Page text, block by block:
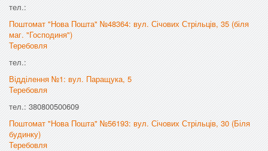
тел.:
Поштомат "Нова Пошта" №48364: вул. Січових Стрільців, 35 (біля
маг. "Господиня")
Теребовля
тел.:
Відділення №1: вул. Паращука, 5
Теребовля
тел.: 380800500609
Поштомат "Нова Пошта" №56193: вул. Січових Стрільців, 30 (Біля
будинку)
Теребовля